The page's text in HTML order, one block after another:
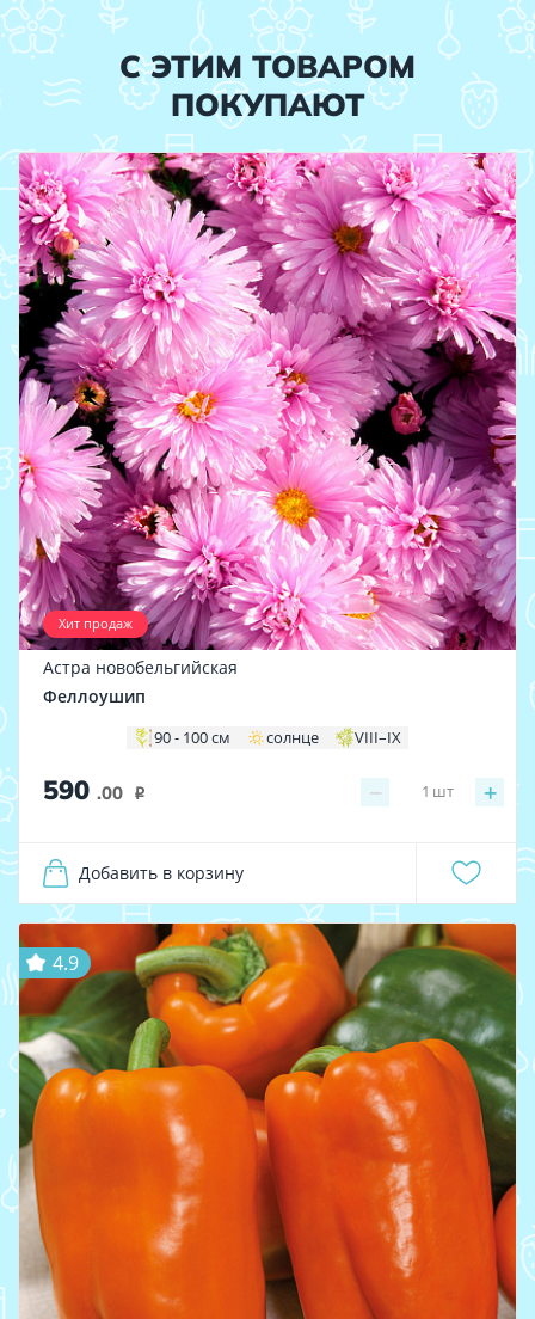
С ЭТИМ ТОВАРОМ
ПОКУПАЮТ
Хит продаж
Астра новобельгийская
Феллоушип
90 - 100 см солнце VIII–IX
590 .00 i − +
1 шт
Добавить в корзину
4.9